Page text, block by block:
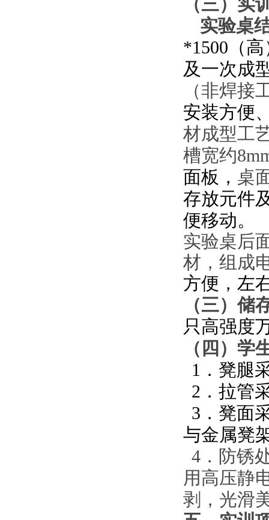
（三） 实
实验桌
*1500（
及一次成
（非焊接
安装方便
材成型工
槽宽约
面板， 桌
存放元件
便移动。
实验桌后
材，组成
方便，左
（三）储
只高强度
（ 四 ） 学
1．凳腿
2．拉管
3．凳面
与金属凳
4．防锈
用高压静
剥，光滑